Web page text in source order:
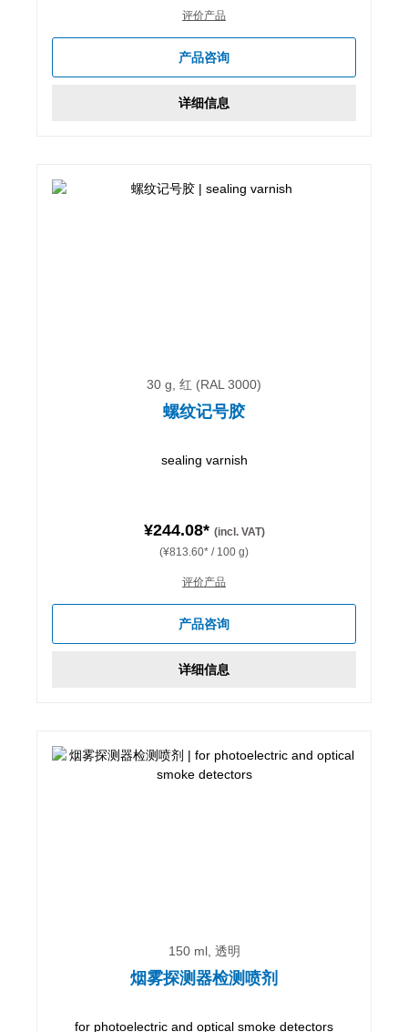
评价产品
产品咨询
详细信息
30 g, 红 (RAL 3000)
螺纹记号胶
sealing varnish
¥244.08* (incl. VAT)
(¥813.60* / 100 g)
评价产品
产品咨询
详细信息
150 ml, 透明
烟雾探测器检测喷剂
for photoelectric and optical smoke detectors